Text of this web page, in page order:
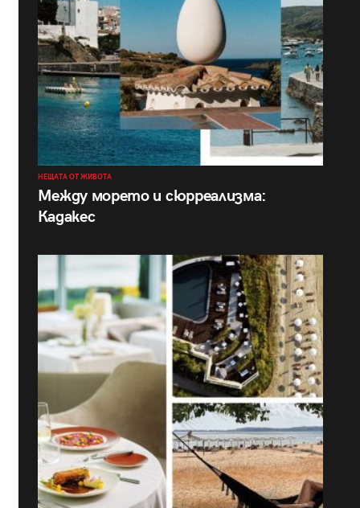
НЕЩАТА ОТ ЖИВОТА
Между морето и сюрреализма:
Кадакес